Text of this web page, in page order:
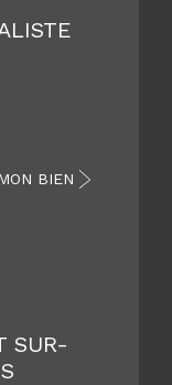
BIEN
SUR-